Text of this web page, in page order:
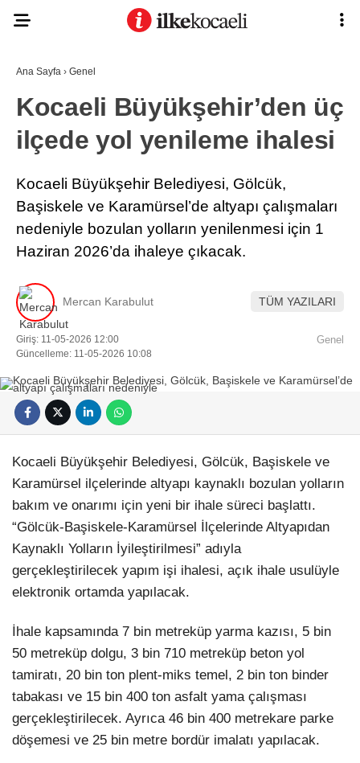
Ana Sayfa › Genel
Kocaeli Büyükşehir’den üç
ilçede yol yenileme ihalesi
Kocaeli Büyükşehir Belediyesi, Gölcük,
Başiskele ve Karamürsel’de altyapı çalışmaları
nedeniyle bozulan yolların yenilenmesi için 1
Haziran 2026’da ihaleye çıkacak.
Mercan Karabulut TÜM YAZILARI
Giriş: 11-05-2026 12:00
Güncelleme: 11-05-2026 10:08
Genel
Kocaeli Büyükşehir Belediyesi, Gölcük, Başiskele ve
Karamürsel ilçelerinde altyapı kaynaklı bozulan yolların
bakım ve onarımı için yeni bir ihale süreci başlattı.
“Gölcük-Başiskele-Karamürsel İlçelerinde Altyapıdan
Kaynaklı Yolların İyileştirilmesi” adıyla
gerçekleştirilecek yapım işi ihalesi, açık ihale usulüyle
elektronik ortamda yapılacak.
İhale kapsamında 7 bin metreküp yarma kazısı, 5 bin
50 metreküp dolgu, 3 bin 710 metreküp beton yol
tamiratı, 20 bin ton plent-miks temel, 2 bin ton binder
tabakası ve 15 bin 400 ton asfalt yama çalışması
gerçekleştirilecek. Ayrıca 46 bin 400 metrekare parke
döşemesi ve 25 bin metre bordür imalatı yapılacak.